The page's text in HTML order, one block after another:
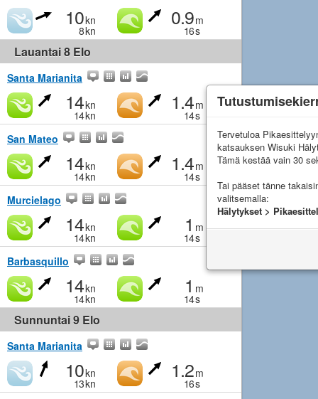
10kn
8kn
0.9m
16s
Lauantai 8 Elo
Santa Marianita
14kn
14kn
1.4m
14s
San Mateo
14kn
14kn
1.4m
14s
Murcielago
14kn
14kn
1 m
14s
Barbasquillo
14kn
14kn
1 m
14s
Sunnuntai 9 Elo
Santa Marianita
10kn
13kn
1.2m
16s
Tervetuloa
katsauksen Wisuki
Tämä kestää vain 30
Tai pääset tänne
valitsemalla:
Hälytykset >